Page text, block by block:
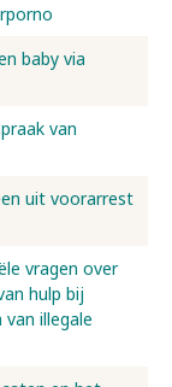
baby via
van
uit voorarrest
vragen over
hulp bij
illegale